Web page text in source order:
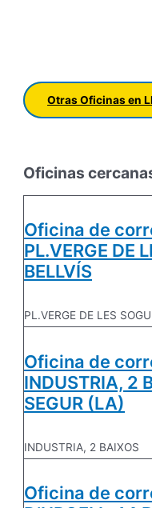
Otras Oficinas en
Oficinas
Oficina de
PL.VERGE DE
BELLVÍS
PL.VERGE DE LES
Oficina de
INDUSTRIA, 2
SEGUR (LA)
INDUSTRIA, 2 BAIXOS
Oficina de